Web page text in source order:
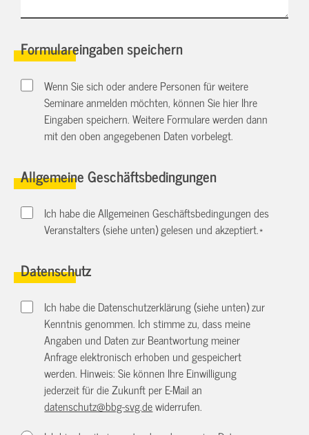
Formulareingaben speichern
Wenn Sie sich oder andere Personen für weitere
Seminare anmelden möchten, können Sie hier Ihre
Eingaben speichern. Weitere Formulare werden dann
mit den oben angegebenen Daten vorbelegt.
Allgemeine Geschäftsbedingungen
Ich habe die Allgemeinen Geschäftsbedingungen des
Veranstalters (siehe unten) gelesen und akzeptiert.*
Datenschutz
Ich habe die Datenschutzerklärung (siehe unten) zur
Kenntnis genommen. Ich stimme zu, dass meine
Angaben und Daten zur Beantwortung meiner
Anfrage elektronisch erhoben und gespeichert
werden. Hinweis: Sie können Ihre Einwilligung
jederzeit für die Zukunft per E-Mail an
datenschutz@bbg-svg.dewiderrufen.